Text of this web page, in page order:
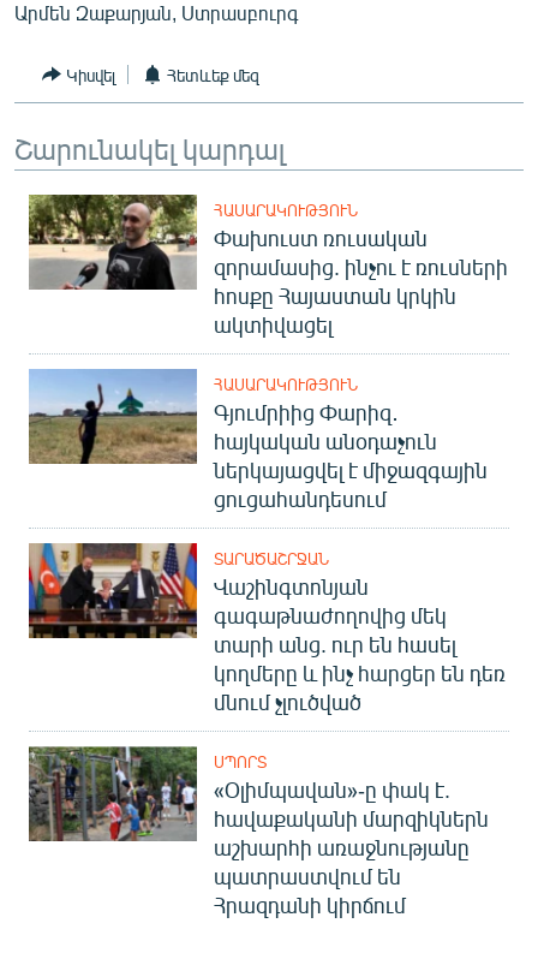
ՀԵՏԵՎԵՔ ՄԵԶ
«Ազատության» բոլոր կայքերը
Արմեն Զաքարյան, Ստրասբուրգ
Կիսվել Հետևեք մեզ
Շարունակել կարդալ
ՀԱՍԱՐԱԿՈՒԹՅՈՒՆ
Փախուստ ռուսական
զորամասից. ինչու է ռուսների
հոսքը Հայաստան կրկին
ակտիվացել
ՀԱՍԱՐԱԿՈՒԹՅՈՒՆ
Գյումրիից Փարիզ․
հայկական անօդաչուն
ներկայացվել է միջազգային
ցուցահանդեսում
ՏԱՐԱԾԱՇՐՋԱՆ
Վաշինգտոնյան
գագաթնաժողովից մեկ
տարի անց. ուր են հասել
կողմերը և ինչ հարցեր են դեռ
մնում չլուծված
ՍՊՈՐՏ
«Օլիմպավան»-ը փակ է.
հավաքականի մարզիկներն
աշխարհի առաջնությանը
պատրաստվում են
Հրազդանի կիրճում